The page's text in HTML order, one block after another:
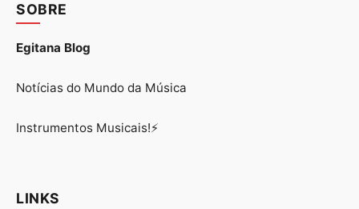
SOBRE
Egitana Blog
Notícias do Mundo da Música
Instrumentos Musicais!⚡
LINKS